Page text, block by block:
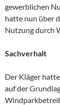
gewerblichen
hatte nun über
Nutzung durch
Sachverhalt
Der Kläger
auf der